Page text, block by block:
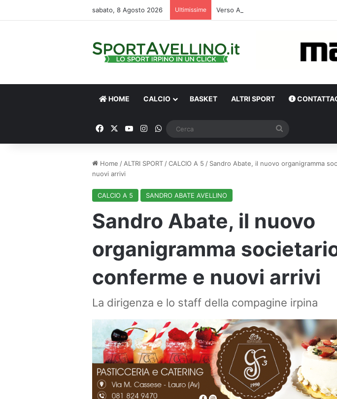
sabato, 8 Agosto 2026 Ultimissime Verso Avellino-Torino, il focus sulla
HOME CALCIO BASKET ALTRI SPORT
FacebookYou TubeInstagram
WhatsApp
Home / ALTRI SPORT /CALCIO A 5 / Sandro Abate, il nuovo organigramma
nuovi arrivi
CALCIO A 5 SANDRO ABATE AVELLINO
Sandro Abate, il nuovo
organigramma
conferme e nuovi arrivi
La dirigenza e lo staff della compagine irpina